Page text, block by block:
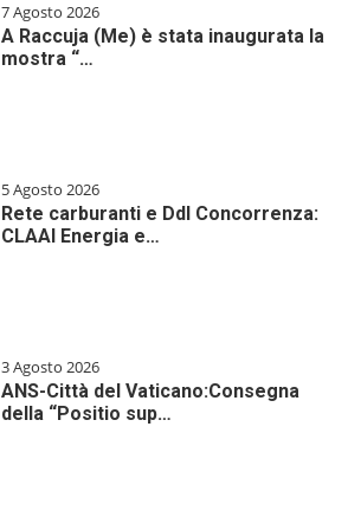
7 Agosto 2026
A Raccuja (Me) è stata inaugurata la
mostra “…
5 Agosto 2026
Rete carburanti e Ddl Concorrenza:
CLAAI Energia e…
3 Agosto 2026
ANS-Città del Vaticano:Consegna
della “Positio sup…